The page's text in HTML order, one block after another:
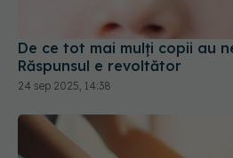
De ce tot mai mulți copii au
Răspunsul e revoltător
24 sep 2025, 14:38